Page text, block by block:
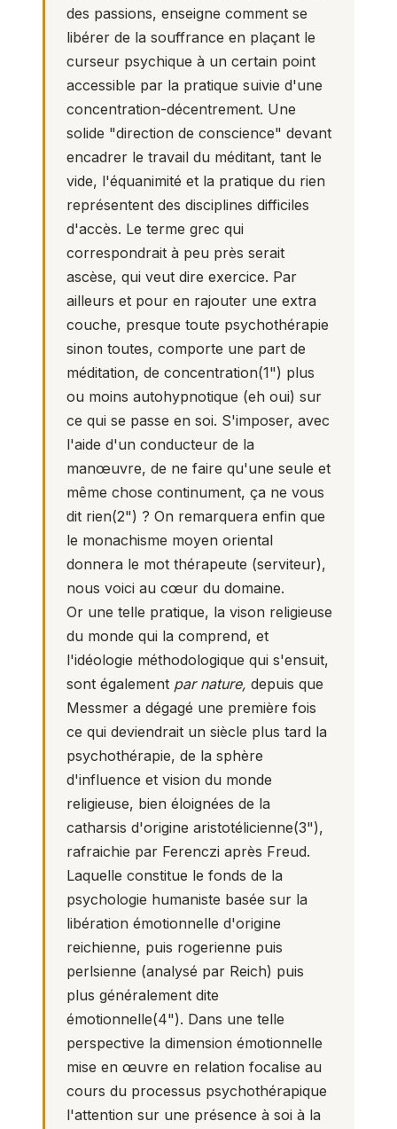
des passions, enseigne comment se
libérer de la souffrance en plaçant le
curseur psychique à un certain point
accessible par la pratique suivie d'une
concentration-décentrement. Une
solide "direction de conscience" devant
encadrer le travail du méditant, tant le
vide, l'équanimité et la pratique du rien
représentent des disciplines difficiles
d'accès. Le terme grec qui
correspondrait à peu près serait
ascèse, qui veut dire exercice. Par
ailleurs et pour en rajouter une extra
couche, presque toute psychothérapie
sinon toutes, comporte une part de
méditation, de concentration(1") plus
ou moins autohypnotique (eh oui) sur
ce qui se passe en soi. S'imposer, avec
l'aide d'un conducteur de la
manœuvre, de ne faire qu'une seule et
même chose continument, ça ne vous
dit rien(2") ? On remarquera enfin que
le monachisme moyen oriental
donnera le mot thérapeute (serviteur),
nous voici au cœur du domaine.
Or une telle pratique, la vison religieuse
du monde qui la comprend, et
l'idéologie méthodologique qui s'ensuit,
sont également par nature, depuis que
Messmer a dégagé une première fois
ce qui deviendrait un siècle plus tard la
psychothérapie, de la sphère
d'influence et vision du monde
religieuse, bien éloignées de la
catharsis d'origine aristotélicienne(3"),
rafraichie par Ferenczi après Freud.
Laquelle constitue le fonds de la
psychologie humaniste basée sur la
libération émotionnelle d'origine
reichienne, puis rogerienne puis
perlsienne (analysé par Reich) puis
plus généralement dite
émotionnelle(4"). Dans une telle
perspective la dimension émotionnelle
mise en œuvre en relation focalise au
cours du processus psychothérapique
l'attention sur une présence à soi à la